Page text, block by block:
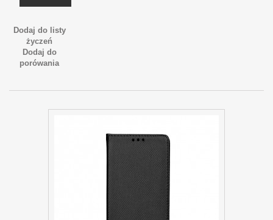
Dodaj do listy
życzeń
Dodaj do
porówania